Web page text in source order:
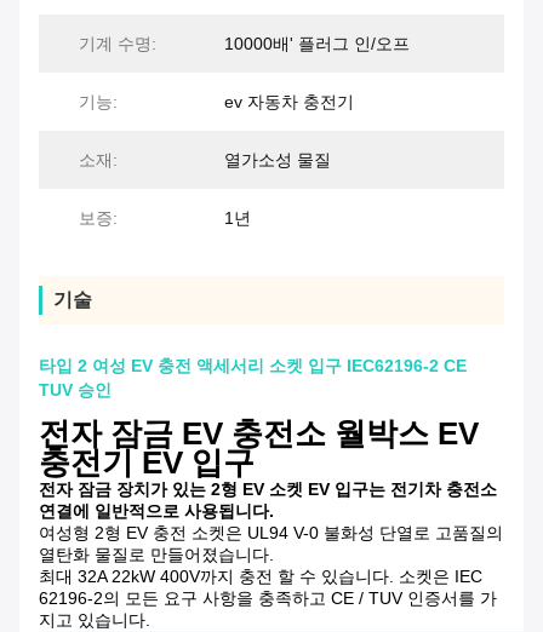
기계 수명: 10000배' 플러그 인/오프
기능: ev 자동차 충전기
소재: 열가소성 물질
보증: 1년
기술
타입 2 여성 EV 충전 액세서리 소켓 입구 IEC62196-2 CE
TUV 승인
전자 잠금 EV 충전소 월박스 EV
충전기 EV 입구
전자 잠금 장치가 있는 2형 EV 소켓 EV 입구는 전기차 충전소
연결에 일반적으로 사용됩니다.
여성형 2형 EV 충전 소켓은 UL94 V-0 불화성 단열로 고품질의
열탄화 물질로 만들어졌습니다.
최대 32A 22kW 400V까지 충전 할 수 있습니다. 소켓은 IEC
62196-2의 모든 요구 사항을 충족하고 CE / TUV 인증서를 가
지고 있습니다.